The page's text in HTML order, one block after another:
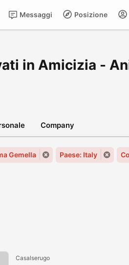
Posizione
Messaggi
in Amicizia -
Company
Gemella Paese: Italy
Casalserugo